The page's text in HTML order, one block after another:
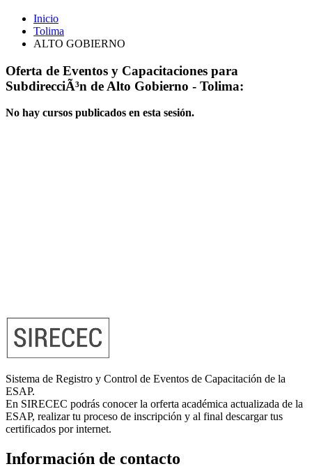
Inicio
Tolima
ALTO GOBIERNO
Oferta de Eventos y Capacitaciones para
SubdirecciÃ³n de Alto Gobierno - Tolima:
No hay cursos publicados en esta sesión.
Sistema de Registro y Control de Eventos de Capacitación de la
ESAP.
En SIRECEC podrás conocer la orferta académica actualizada de la
ESAP, realizar tu proceso de inscripción y al final descargar tus
certificados por internet.
Información de contacto